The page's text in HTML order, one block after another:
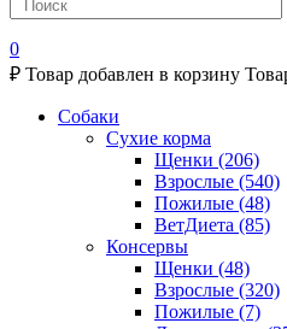
0
₽ Товар добавлен в корзину
Собаки
Сухие корма
Щенки (206)
Взрослые (540)
Пожилые (48)
ВетДиета (85)
Консервы
Щенки (48)
Взрослые (320)
Пожилые (7)